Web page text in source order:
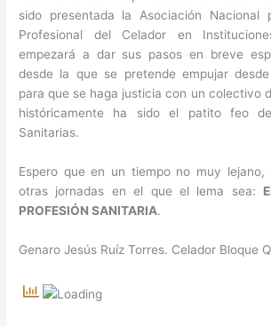
sido presentada la Asociación Nacional
Profesional del Celador en
empezará a dar sus pasos en breve
desde la que se pretende empujar
para que se haga justicia con un colectivo
históricamente ha sido el patito feo
Sanitarias.
Espero que en un tiempo no muy lejano,
otras jornadas en el que el lema sea:
PROFESIÓN SANITARIA.
Genaro Jesús Ruíz Torres. Celador Bloque